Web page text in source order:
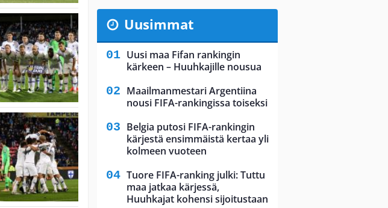
Uusimmat
Uusi maa Fifan rankingin
kärkeen – Huuhkajille nousua
Maailmanmestari Argentiina
nousi FIFA-rankingissa toiseksi
Belgia putosi FIFA-rankingin
kärjestä ensimmäistä kertaa yli
kolmeen vuoteen
Tuore FIFA-ranking julki: Tuttu
maa jatkaa kärjessä,
Huuhkajat kohensi sijoitustaan